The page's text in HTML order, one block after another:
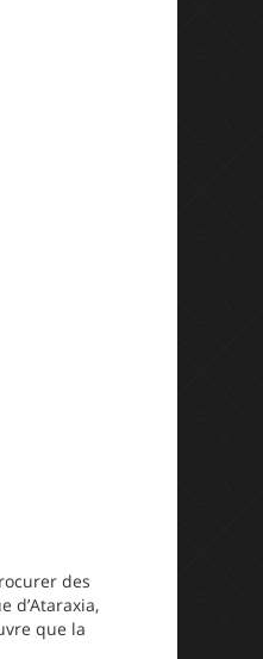
des
d’Ataraxia,
que la